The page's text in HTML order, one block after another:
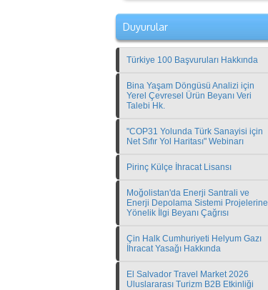
Duyurular
Türkiye 100 Başvuruları Hakkında
Bina Yaşam Döngüsü Analizi için
Yerel Çevresel Ürün Beyanı Veri
Talebi Hk.
"COP31 Yolunda Türk Sanayisi için
Net Sıfır Yol Haritası" Webinarı
Pirinç Külçe İhracat Lisansı
Moğolistan'da Enerji Santrali ve
Enerji Depolama Sistemi Projelerine
Yönelik İlgi Beyanı Çağrısı
Çin Halk Cumhuriyeti Helyum Gazı
İhracat Yasağı Hakkında
El Salvador Travel Market 2026
Uluslararası Turizm B2B Etkinliği